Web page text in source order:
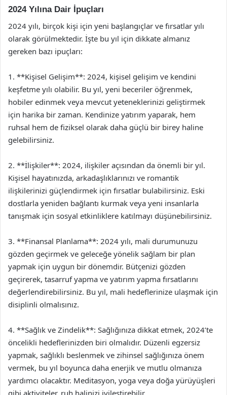
2024 Yılına Dair İpuçları
2024 yılı, birçok kişi için yeni başlangıçlar ve fırsatlar yılı
olarak görülmektedir. İşte bu yıl için dikkate almanız
gereken bazı ipuçları:
1. **Kişisel Gelişim**: 2024, kişisel gelişim ve kendini
keşfetme yılı olabilir. Bu yıl, yeni beceriler öğrenmek,
hobiler edinmek veya mevcut yeteneklerinizi geliştirmek
için harika bir zaman. Kendinize yatırım yaparak, hem
ruhsal hem de fiziksel olarak daha güçlü bir birey haline
gelebilirsiniz.
2. **İlişkiler**: 2024, ilişkiler açısından da önemli bir yıl.
Kişisel hayatınızda, arkadaşlıklarınızı ve romantik
ilişkilerinizi güçlendirmek için fırsatlar bulabilirsiniz. Eski
dostlarla yeniden bağlantı kurmak veya yeni insanlarla
tanışmak için sosyal etkinliklere katılmayı düşünebilirsiniz.
3. **Finansal Planlama**: 2024 yılı, mali durumunuzu
gözden geçirmek ve geleceğe yönelik sağlam bir plan
yapmak için uygun bir dönemdir. Bütçenizi gözden
geçirerek, tasarruf yapma ve yatırım yapma fırsatlarını
değerlendirebilirsiniz. Bu yıl, mali hedeflerinize ulaşmak için
disiplinli olmalısınız.
4. **Sağlık ve Zindelik**: Sağlığınıza dikkat etmek, 2024’te
öncelikli hedeflerinizden biri olmalıdır. Düzenli egzersiz
yapmak, sağlıklı beslenmek ve zihinsel sağlığınıza önem
vermek, bu yıl boyunca daha enerjik ve mutlu olmanıza
yardımcı olacaktır. Meditasyon, yoga veya doğa yürüyüşleri
gibi aktiviteler, ruh halinizi iyileştirebilir.